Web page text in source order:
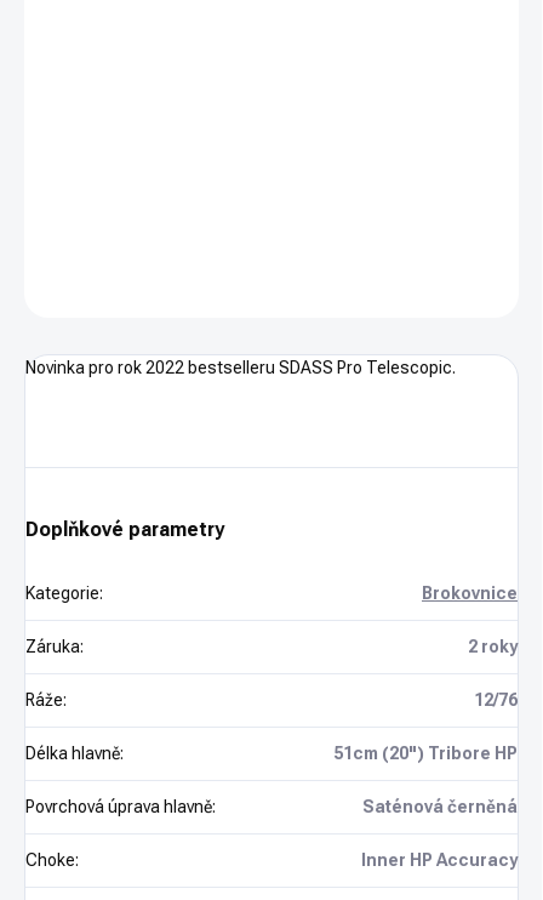
Novinka pro rok 2022 bestselleru SDASS Pro Telescopic.
Doplňkové parametry
Kategorie: Brokovnice
Záruka: 2 roky
Ráže: 12/76
Délka hlavně: 51cm (20") Tribore HP
Povrchová úprava hlavně: Saténová černěná
Choke: Inner HP Accuracy